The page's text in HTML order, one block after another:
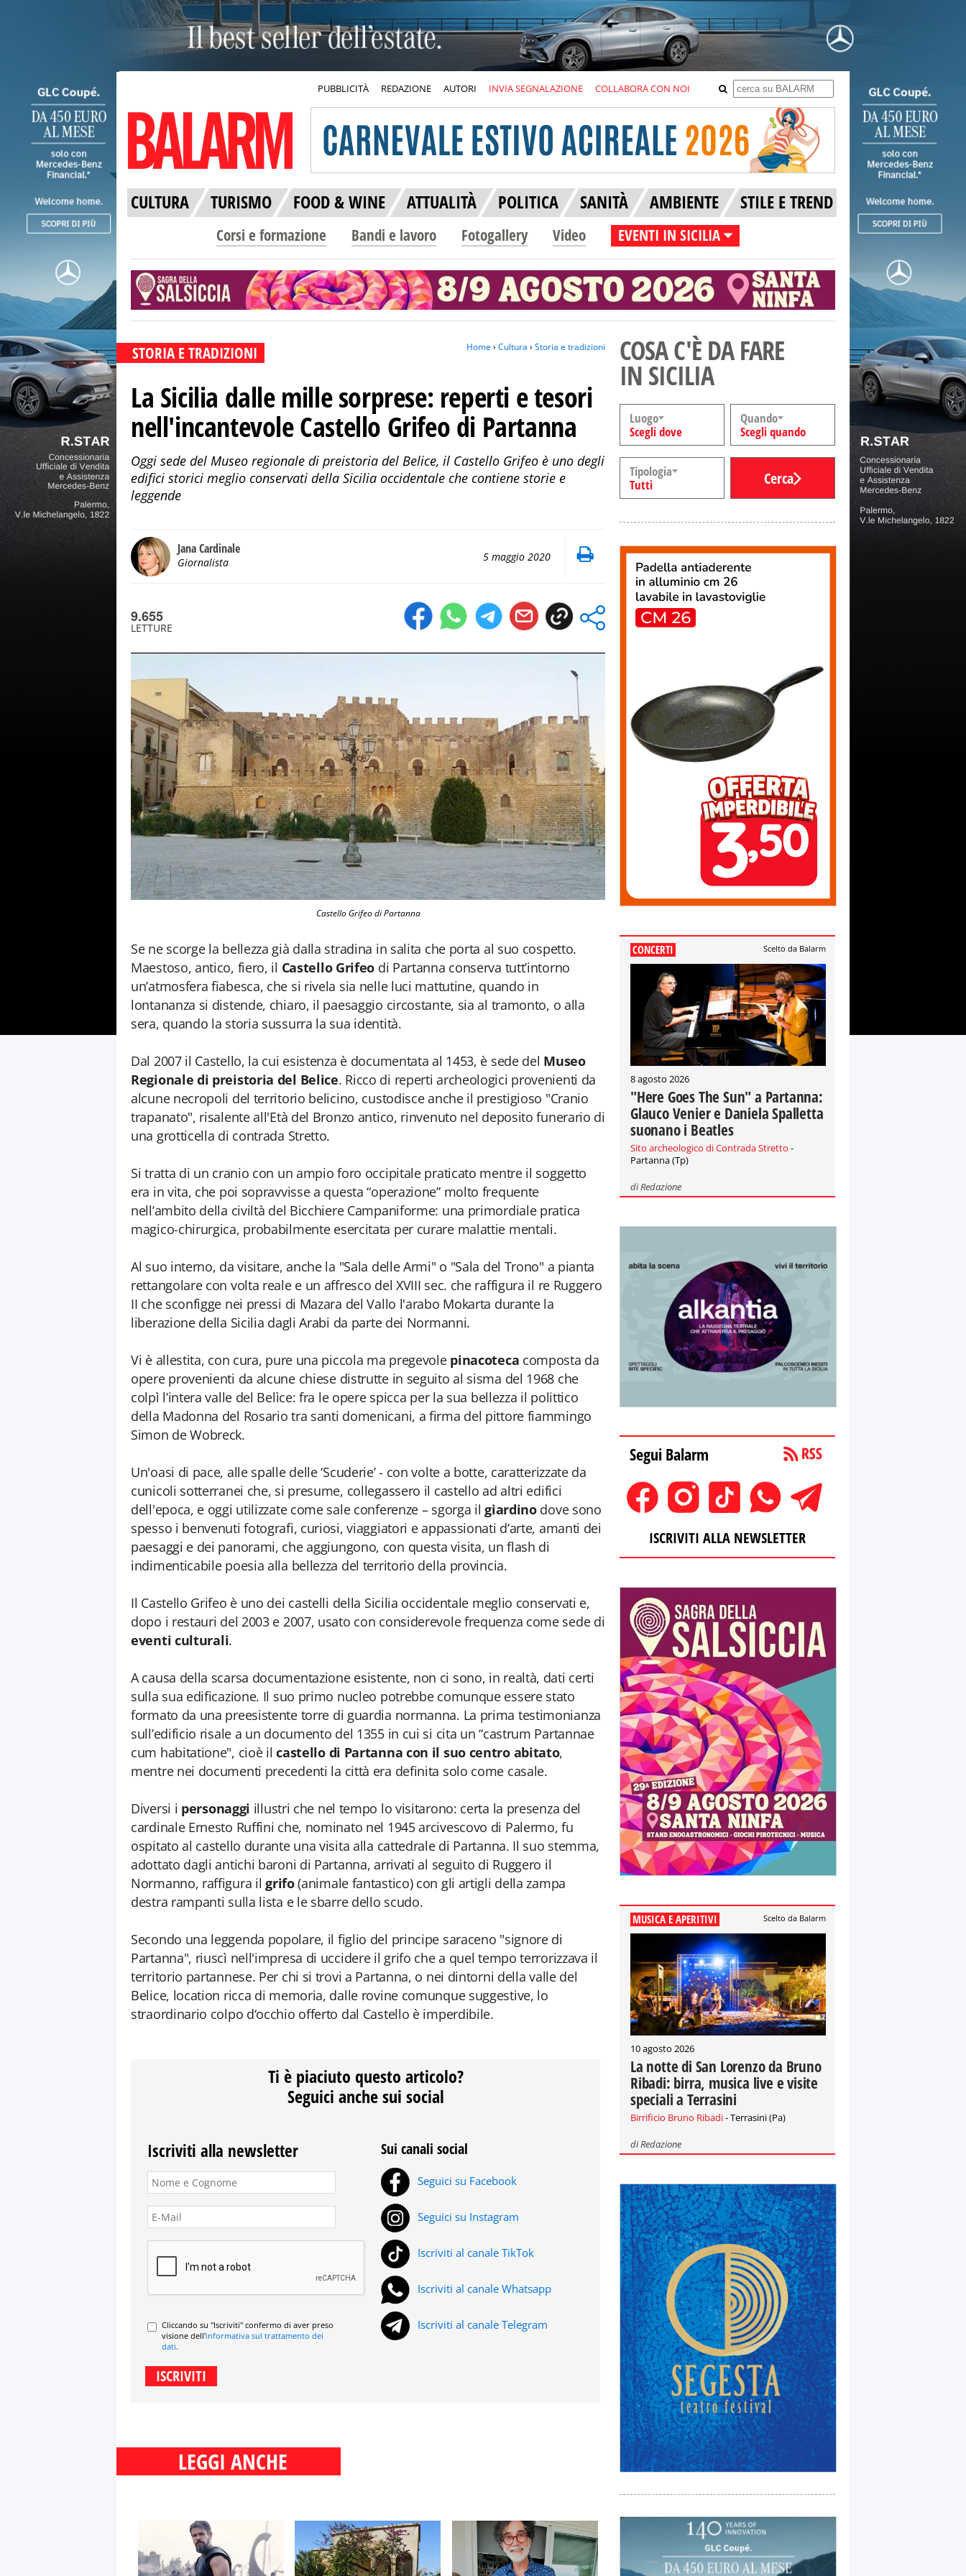
PUBBLICITÀ REDAZIONE AUTORI INVIA SEGNALAZIONE COLLABORA CON NOI
CULTURA TURISMO FOOD & WINE ATTUALITÀ POLITICA SANITÀ AMBIENTE STILE E TREND
Corsi e formazione Bandi e lavoro Fotogallery Video EVENTI IN SICILIA
STORIA E TRADIZIONI Home› Cultura › Storia e tradizioni
La Sicilia dalle mille sorprese: reperti e tesori
nell'incantevole Castello Grifeo di Partanna
Oggi sede del Museo regionale di preistoria del Belice, il Castello Grifeo è uno degli
edifici storici meglio conservati della Sicilia occidentale che contiene storie e
leggende
Jana Cardinale
Giornalista 5 maggio 2020
9.655
LETTURE
Castello Grifeo di Partanna
Se ne scorge la bellezza già dalla stradina in salita che porta al suo cospetto.
Maestoso, antico, fiero, il Castello Grifeo di Partanna conserva tutt’intorno
un’atmosfera fiabesca, che si rivela sia nelle luci mattutine, quando in
lontananza si distende, chiaro, il paesaggio circostante, sia al tramonto, o alla
sera, quando la storia sussurra la sua identità.
Dal 2007 il Castello, la cui esistenza è documentata al 1453, è sede del Museo
Regionale di preistoria del Belice. Ricco di reperti archeologici provenienti da
alcune necropoli del territorio belicino, custodisce anche il prestigioso "Cranio
trapanato", risalente all'Età del Bronzo antico, rinvenuto nel deposito funerario di
una grotticella di contrada Stretto.
Si tratta di un cranio con un ampio foro occipitale praticato mentre il soggetto
era in vita, che poi sopravvisse a questa “operazione” molto frequente
nell’ambito della civiltà del Bicchiere Campaniforme: una primordiale pratica
magico-chirurgica, probabilmente esercitata per curare malattie mentali.
Al suo interno, da visitare, anche la "Sala delle Armi" o "Sala del Trono" a pianta
rettangolare con volta reale e un affresco del XVIII sec. che raffigura il re Ruggero
II che sconfigge nei pressi di Mazara del Vallo l'arabo Mokarta durante la
liberazione della Sicilia dagli Arabi da parte dei Normanni.
Vi è allestita, con cura, pure una piccola ma pregevole pinacoteca composta da
opere provenienti da alcune chiese distrutte in seguito al sisma del 1968 che
colpì l’intera valle del Belìce: fra le opere spicca per la sua bellezza il polittico
della Madonna del Rosario tra santi domenicani, a firma del pittore fiammingo
Simon de Wobreck.
Un'oasi di pace, alle spalle delle ‘Scuderie’ - con volte a botte, caratterizzate da
cunicoli sotterranei che, si presume, collegassero il castello ad altri edifici
dell'epoca, e oggi utilizzate come sale conferenze – sgorga ilgiardinodove sono
spesso i benvenuti fotografi, curiosi, viaggiatori e appassionati d’arte, amanti dei
paesaggi e dei panorami, che aggiungono, con questa visita, un flash di
indimenticabile poesia alla bellezza del territorio della provincia.
Il Castello Grifeo è uno dei castelli della Sicilia occidentale meglio conservati e,
dopo i restauri del 2003 e 2007, usato con considerevole frequenza come sede di
eventi culturali.
A causa della scarsa documentazione esistente, non ci sono, in realtà, dati certi
sulla sua edificazione. Il suo primo nucleo potrebbe comunque essere stato
formato da una preesistente torre di guardia normanna. La prima testimonianza
sull’edificio risale a un documento del 1355 in cui si cita un “castrum Partannae
cum habitatione", cioè ilcastello di Partanna con il suo centro abitato,
mentre nei documenti precedenti la città era definita solo come casale.
Diversi i personaggi illustri che nel tempo lo visitarono: certa la presenza del
cardinale Ernesto Ruffini che, nominato nel 1945 arcivescovo di Palermo, fu
ospitato al castello durante una visita alla cattedrale di Partanna. Il suo stemma,
adottato dagli antichi baroni di Partanna, arrivati al seguito di Ruggero il
Normanno, raffigura ilgrifo(animale fantastico) con gli artigli della zampa
destra rampanti sulla lista e le sbarre dello scudo.
Secondo una leggenda popolare, il figlio del principe saraceno "signore di
Partanna", riuscì nell'impresa di uccidere il grifo che a quel tempo terrorizzava il
territorio partannese. Per chi si trovi a Partanna, o nei dintorni della valle del
Belice, location ricca di memoria, dalle rovine comunque suggestive, lo
straordinario colpo d‘occhio offerto dal Castello è imperdibile.
Ti è piaciuto questo articolo?
Seguici anche sui social
Iscriviti alla newsletter
Cliccando su "Iscriviti" confermo di aver preso
visione dell'informativa sul trattamento dei
dati.
Sui canali social
Seguici su Facebook
Seguici su Instagram
Iscriviti al canale TikTok
Iscriviti al canale Whatsapp
Iscriviti al canale Telegram
LEGGI ANCHE
COSA C'È DA FARE
IN SICILIA
Luogo
Scegli dove
Quando
Scegli quando
Tipologia
Tutti
Cerca
CONCERTI Scelto da Balarm
8 agosto 2026
"Here Goes The Sun" a Partanna:
Glauco Venier e Daniela Spalletta
suonano i Beatles
Sito archeologico di Contrada Stretto -
Partanna (Tp)
diRedazione
Segui Balarm
ISCRIVITI ALLA NEWSLETTER
MUSICA E APERITIVI Scelto da Balarm
10 agosto 2026
La notte di San Lorenzo da Bruno
Ribadi: birra, musica live e visite
speciali a Terrasini
Birrificio Bruno Ribadi- Terrasini (Pa)
diRedazione